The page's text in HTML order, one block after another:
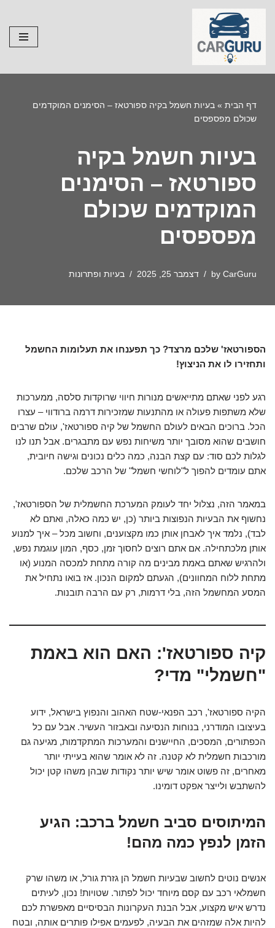
Skip
to
content
דף הבית » בעיות חשמל בקיה ספורטאז – הסימנים המוקדמים
שכולם מפספסים
בעיות חשמל בקיה
ספורטאז – הסימנים
המוקדמים שכולם
מפספסים
by CarGuru דצמבר 25, 2025 בעיות ופתרונות
הספורטאז' שלכם מרצד? כך תפענחו את תעלומות החשמל
ותחזירו לו את הניצוץ!
רגע לפני שאתם מתייאשים מנורות חיווי שרוקדות סלסה, ממערכות
שלא משתפות פעולה או מהתנעות שמזכירות דרמה ברודווי – עצרו
הכל. ברוכים הבאים לעולם החשמל של קיה ספורטאז', עולם שרבים
חושבים שהוא מסובך יותר משיחות נפש עם מתבגרים. אבל תנו לנו
לגלות לכם סוד: עם קצת הבנה, כמה כלים נכונים וגישה חיובית,
אתם עומדים להפוך ל"לוחשי חשמל" של הרכב שלכם.
במאמר הזה, נצלול יחד לעומק המערכת החשמלית של הספורטאז',
נחשוף את הבעיות הנפוצות ביותר (כן, יש כמה כאלה, ואתם לא
לבד), נלמד איך לאבחן אותן כמו מקצוענים, וחשוב מכל – איך למנוע
אותן מלכתחילה. אם אתם רוצים לחסוך זמן, כסף, המון עוגמת נפש,
ולהרגיש שאתם באמת מבינים מה קורה מתחת למכסה המנוע (או
מתחת ללוח המחוונים), הגעתם למקום הנכון. אז בואו נתחיל את
המסע המחשמל הזה, בלי דרמות, רק עם הרבה תובנות.
קיה ספורטאז': האם הוא באמת
"חשמלי" מדי?
הקיה ספורטאז', רכב הפנאי-שטח האהוב והנפוץ בישראל, ידוע
בעיצובו המודרני, בנוחות הנסיעה ובאבזור העשיר. אבל עם כל
הכפתורים, המסכים, החיישנים והמערכות המתקדמות, מגיעה גם
מורכבות חשמלית לא קטנה. זה לא אומר שהוא בעייתי יותר
מאחרים, זה פשוט אומר שיש יותר נקודות שבהן משהו קטן יכול
להשתבש ולייצר אפקט דומינו.
המיתוסים סביב חשמל ברכב: הגיע
הזמן לנפץ כמה מהם!
אנשים נוטים לחשוב שבעיות חשמל הן גזרת גורל, או משהו שרק
חשמלאי רכב עם קסם מיוחד יכול לפתור. שטויות! נכון, לעיתים
נדרש איש מקצוע, אבל הבנת העקרונות הבסיסיים מאפשרת לכם
להיות אלה שמזהים את הבעיה, לפעמים אפילו פותרים אותה, ובטח